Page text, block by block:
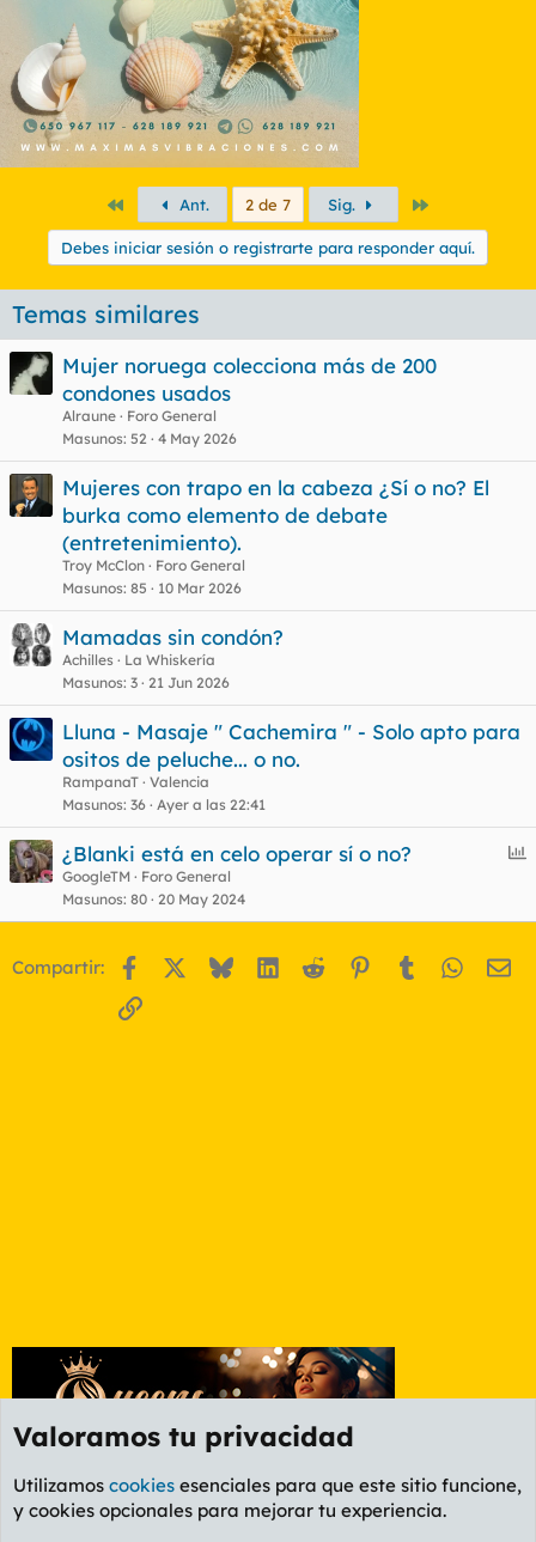
PrimeroAnt. 2 de 7 Sig.
Debes iniciar sesión o registrarte para responder aquí.
Temas similares
Mujer noruega colecciona más de 200
condones usados
Alraune
Foro General
Masunos 52 4 May 2026
Mujeres con trapo en la cabeza ¿Sí o no? El
burka como elemento de debate
(entretenimiento).
Troy McClon
Foro General
Masunos 85 10 Mar 2026
Mamadas sin condón?
Achilles
La Whiskería
Masunos 3 21 Jun 2026
Lluna - Masaje " Cachemira " - Solo apto para
ositos de peluche... o no.
RampanaT Valencia
Masunos 36 Ayer a las 22:41
E
u
¿Blanki está en celo operar sí o no?
GoogleTM
Foro General
Masunos 80 20 May 2024
Compartir: Facebook BlueskyLinkedIn
Reddit Pinterest
Tumblr
Enlace
Foro General
Valoramos tu privacidad
Utilizamos cookies esenciales para que este sitio funcione,
y cookies opcionales para mejorar tu experiencia.